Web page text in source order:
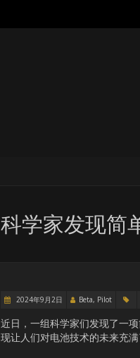
科学家发现简
2024年9月2日 Beta, Pilot
近日，一组科学家们发现了一
现让人们对电池技术的未来充满